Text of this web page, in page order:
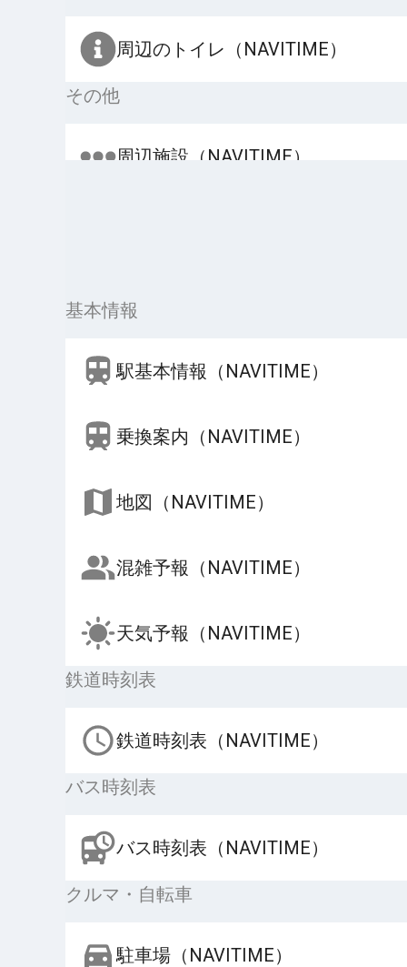
周辺のトイレ（NAVITIME）
その他
周辺施設（NAVITIME）
基本情報
駅基本情報（NAVITIME）
乗換案内（NAVITIME）
地図（NAVITIME）
混雑予報（NAVITIME）
天気予報（NAVITIME）
鉄道時刻表
鉄道時刻表（NAVITIME）
バス時刻表
バス時刻表（NAVITIME）
クルマ・自転車
駐車場（NAVITIME）